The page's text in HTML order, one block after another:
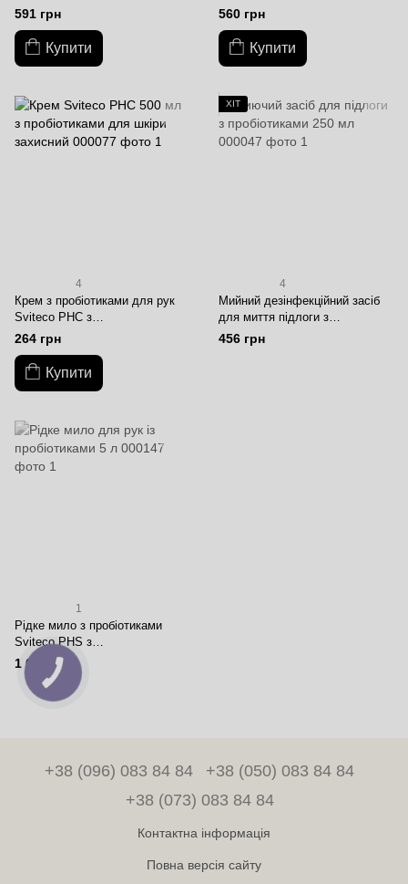
видів тварин збагачена
прир,мін,,ферментами 5л
591 грн
Купити
переробки органічних відходів
560 грн
Купити
4
Крем з пробіотиками для рук
Sviteco PHC з
антибактеріальним ефектом,
500 мл
264 грн
Купити
ХІТ
4
Мийний дезінфекційний засіб
для миття підлоги з
пробіотиками Sviteco® PIP
Floor Cleaner (концентрат), 1л
456 грн
1
Рідке мило з пробіотиками
Sviteco PHS з
антибактеріальним ефектом,
5л
1 012 грн
+38 (096) 083 84 84
+38 (050) 083 84 84
+38 (073) 083 84 84
Контактна інформація
Повна версія сайту